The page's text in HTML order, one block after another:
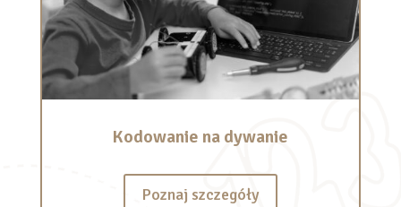
Kodowanie na dywanie
Poznaj szczegóły